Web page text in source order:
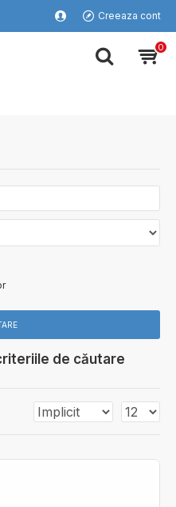
Creeaza cont
0
de căutare